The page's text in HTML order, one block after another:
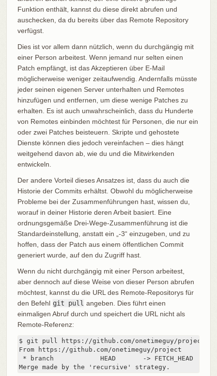
Funktion enthält, kannst du diese direkt abrufen und
auschecken, da du bereits über das Remote Repository
verfügst.
Dies ist vor allem dann nützlich, wenn du durchgängig mit
einer Person arbeitest. Wenn jemand nur selten einen
Patch empfängt, ist das Akzeptieren über E-Mail
möglicherweise weniger zeitaufwendig. Andernfalls müsste
jeder seinen eigenen Server unterhalten und Remotes
hinzufügen und entfernen, um diese wenige Patches zu
erhalten. Es ist auch unwahrscheinlich, dass du Hunderte
von Remotes einbinden möchtest für Personen, die nur ein
oder zwei Patches beisteuern. Skripte und gehostete
Dienste können dies jedoch vereinfachen – dies hängt
weitgehend davon ab, wie du und die Mitwirkenden
entwickeln.
Der andere Vorteil dieses Ansatzes ist, dass du auch die
Historie der Commits erhältst. Obwohl du möglicherweise
Probleme bei der Zusammenführungen hast, wissen du,
worauf in deiner Historie deren Arbeit basiert. Eine
ordnungsgemäße Drei-Wege-Zusammenführung ist die
Standardeinstellung, anstatt ein „-3“ einzugeben, und zu
hoffen, dass der Patch aus einem öffentlichen Commit
generiert wurde, auf den du Zugriff hast.
Wenn du nicht durchgängig mit einer Person arbeitest,
aber dennoch auf diese Weise von dieser Person abrufen
möchtest, kannst du die URL des Remote-Repositorys für
den Befehl git pull angeben. Dies führt einen
einmaligen Abruf durch und speichert die URL nicht als
Remote-Referenz:
$ git pull https://github.com/onetimeguy/project
From https://github.com/onetimeguy/project
* branch            HEAD       -> FETCH_HEAD
Merge made by the 'recursive' strategy.